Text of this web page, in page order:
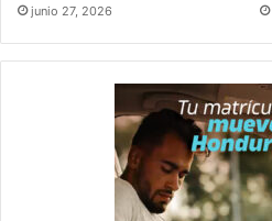
junio 27, 2026